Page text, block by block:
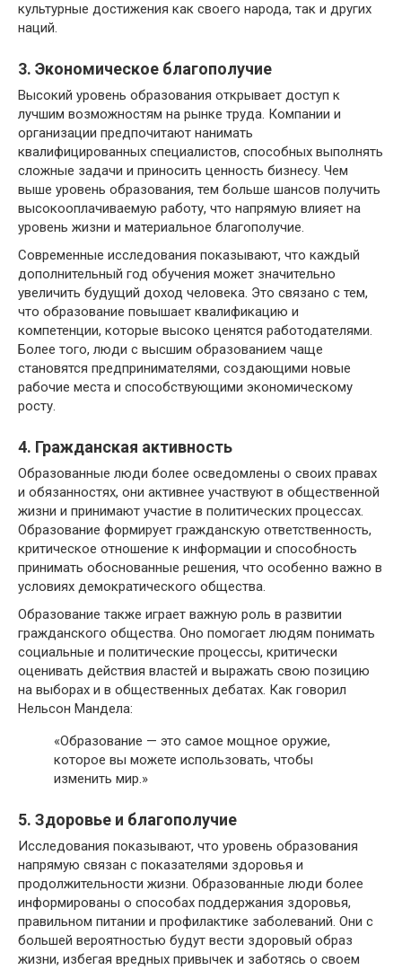
культурные достижения как своего народа, так и других
наций.
3. Экономическое благополучие
Высокий уровень образования открывает доступ к
лучшим возможностям на рынке труда. Компании и
организации предпочитают нанимать
квалифицированных специалистов, способных выполнять
сложные задачи и приносить ценность бизнесу. Чем
выше уровень образования, тем больше шансов получить
высокооплачиваемую работу, что напрямую влияет на
уровень жизни и материальное благополучие.
Современные исследования показывают, что каждый
дополнительный год обучения может значительно
увеличить будущий доход человека. Это связано с тем,
что образование повышает квалификацию и
компетенции, которые высоко ценятся работодателями.
Более того, люди с высшим образованием чаще
становятся предпринимателями, создающими новые
рабочие места и способствующими экономическому
росту.
4. Гражданская активность
Образованные люди более осведомлены о своих правах
и обязанностях, они активнее участвуют в общественной
жизни и принимают участие в политических процессах.
Образование формирует гражданскую ответственность,
критическое отношение к информации и способность
принимать обоснованные решения, что особенно важно в
условиях демократического общества.
Образование также играет важную роль в развитии
гражданского общества. Оно помогает людям понимать
социальные и политические процессы, критически
оценивать действия властей и выражать свою позицию
на выборах и в общественных дебатах. Как говорил
Нельсон Мандела:
«Образование — это самое мощное оружие,
которое вы можете использовать, чтобы
изменить мир.»
5. Здоровье и благополучие
Исследования показывают, что уровень образования
напрямую связан с показателями здоровья и
продолжительности жизни. Образованные люди более
информированы о способах поддержания здоровья,
правильном питании и профилактике заболеваний. Они с
большей вероятностью будут вести здоровый образ
жизни, избегая вредных привычек и заботясь о своем